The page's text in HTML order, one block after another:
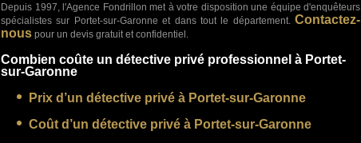
Depuis 1997, l'Agence Fondrillon met à votre disposition une équipe d'enquêteurs
spécialistes sur Portet-sur-Garonne et dans tout le département. Contactez-
nous pour un devis gratuit et confidentiel.
Combien coûte un détective privé professionnel à Portet-
sur-Garonne
Prix d’un détective privé à Portet-sur-Garonne
Coût d’un détective privé à Portet-sur-Garonne